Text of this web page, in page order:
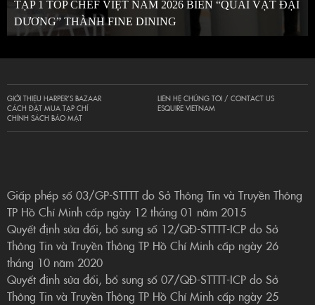
TẬP 1 TOP CHEF VIỆT NAM 2026 BIẾN “QUÁI VẬT ĐẠI
DƯƠNG” THÀNH FINE DINING
GIỚI THIỆU HARPER’S BAZAAR
CÁCH ĐẶT MUA TẠP CHÍ
CHÍNH SÁCH BẢO MẬT
LIÊN HỆ CHÚNG TÔI / CONTACT US
ESQUIRE VIETNAM
Giấp phép số 03/GP-STTTT do Sở Thông Tin và Truyền Thông
TP Hồ Chí Minh cấp ngày 12 tháng 01 năm 2015
Quyết định sửa đổi, bổ sung số 12/QĐ-STTTT-ICP do Sở
Thông Tin và Truyền Thông TP Hồ Chí Minh cấp ngày 26
tháng 10 năm 2020
Quyết định sửa đổi, bổ sung số 07/QĐ-STTTT-ICP do Sở
Thông Tin và Truyền Thông TP Hồ Chí Minh cấp ngày 25